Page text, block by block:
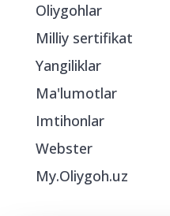
Oliygohlar
Milliy sertifikat
Yangiliklar
Ma'lumotlar
Imtihonlar
Webster
My.Oliygoh.uz